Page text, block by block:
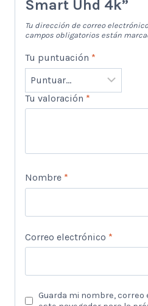
Smart Uhd 4k”
Tu dirección de correo
campos obligatorios están
Tu puntuación *
Tu valoración *
Nombre *
Correo electrónico *
Guarda mi nombre, correo